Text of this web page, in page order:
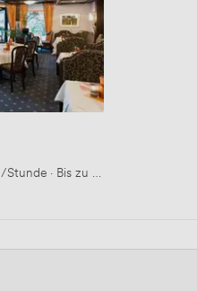
/Stunde · Bis zu 40 Personen